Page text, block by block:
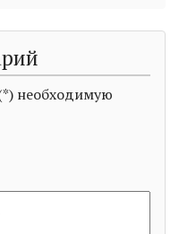
необходимую